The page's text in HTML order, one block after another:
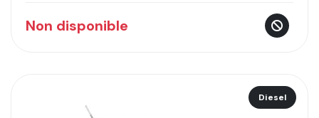
Non disponible
Diesel